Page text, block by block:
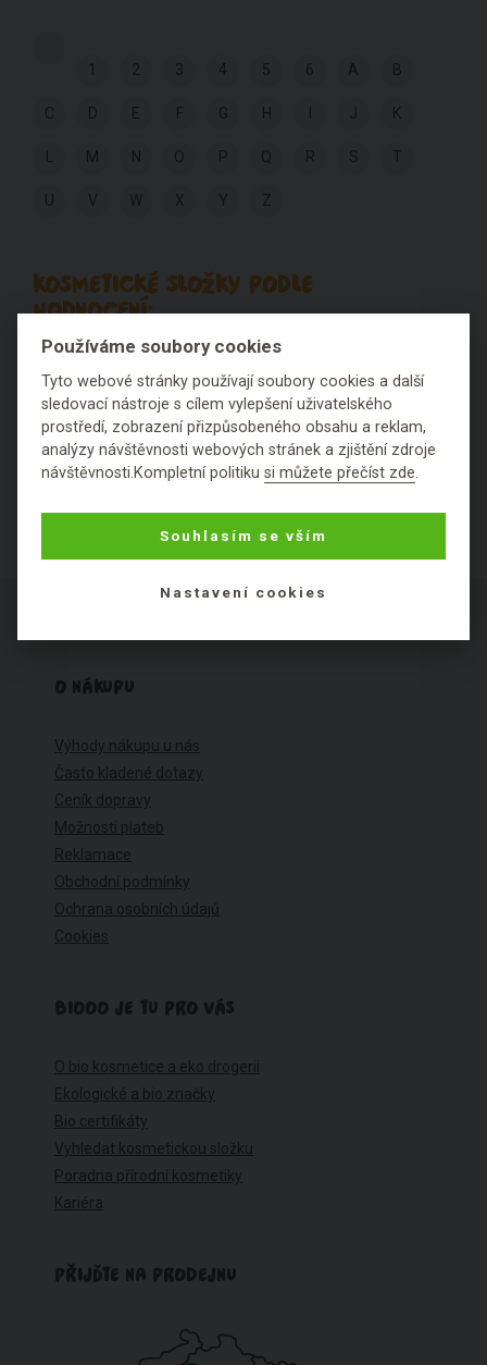
1 2 3 4 5 6 A B
C D E F G H J K
M N O P Q R S T
V W X Y Z
KOSMETICKÉ SLOŽKY PODLE
HODNOCENÍ:
Výborné Fajn Ok Špatné Fuj
Nezařaditelné látky
O NÁKUPU
Výhody nákupu u nás
Často kladené dotazy
Ceník dopravy
Možnosti plateb
Reklamace
Obchodní podmínky
Ochrana osobních údajů
Cookies
BIOOO JE TU PRO VÁS
O bio kosmetice a eko drogerii
Ekologické a bio značky
Bio certifikáty
Vyhledat kosmetickou složku
Poradna přírodní kosmetiky
Kariéra
PŘIJĎTE NA PRODEJNU
Používáme soubory cookies
Tyto webové stránky používají soubory cookies a další
sledovací nástroje s cílem vylepšení uživatelského
prostředí, zobrazení přizpůsobeného obsahu a reklam,
analýzy návštěvnosti webových stránek a zjištění zdroje
návštěvnosti.Kompletní politikusi můžete přečíst zde.
Souhlasím se vším
Nastavení cookies